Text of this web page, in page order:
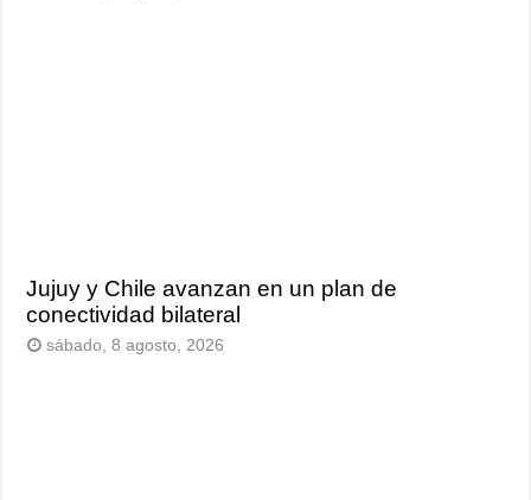
Jujuy y Chile avanzan en un plan de
conectividad bilateral
sábado, 8 agosto, 2026